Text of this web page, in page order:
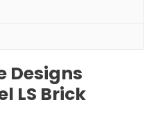
Designs
LS Brick